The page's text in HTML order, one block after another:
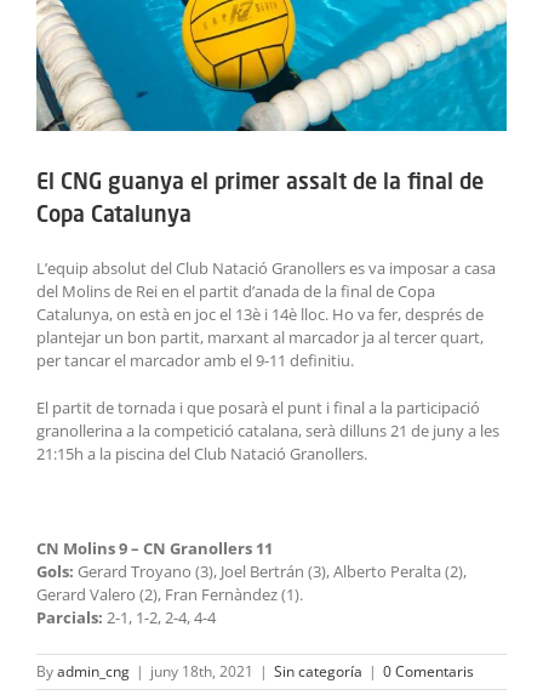
El CNG guanya el primer assalt de la final de
Copa Catalunya
L’equip absolut del Club Natació Granollers es va imposar a casa
del Molins de Rei en el partit d’anada de la final de Copa
Catalunya, on està en joc el 13è i 14è lloc. Ho va fer, després de
plantejar un bon partit, marxant al marcador ja al tercer quart,
per tancar el marcador amb el 9-11 definitiu.
El partit de tornada i que posarà el punt i final a la participació
granollerina a la competició catalana, serà dilluns 21 de juny a les
21:15h a la piscina del Club Natació Granollers.
CN Molins 9 – CN Granollers 11
Gols: Gerard Troyano (3), Joel Bertrán (3), Alberto Peralta (2),
Gerard Valero (2), Fran Fernàndez (1).
Parcials: 2-1, 1-2, 2-4, 4-4
Byadmin_cng | juny 18th, 2021 | Sin categoría | 0 Comentaris